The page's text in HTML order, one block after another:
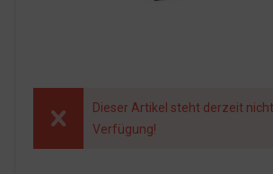
Dieser Artikel steht derzeit
Verfügung!